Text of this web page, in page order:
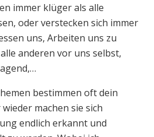
immer klüger als alle
oder verstecken sich immer
uns, Arbeiten uns zu
anderen vor uns selbst,
bestimmen oft dein
machen sie sich
endlich erkannt und